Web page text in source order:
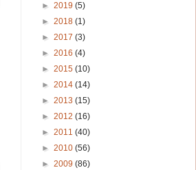
► 2019 (5)
► 2018 (1)
► 2017 (3)
► 2016 (4)
► 2015 (10)
► 2014 (14)
► 2013 (15)
► 2012 (16)
► 2011 (40)
► 2010 (56)
► 2009 (86)